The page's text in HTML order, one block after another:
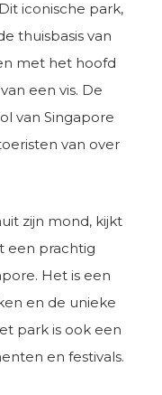
iconische park,
thuisbasis van
met het hoofd
een vis. De
van Singapore
van over
zijn mond, kijkt
een prachtig
Het is een
en de unieke
park is ook een
en festivals.